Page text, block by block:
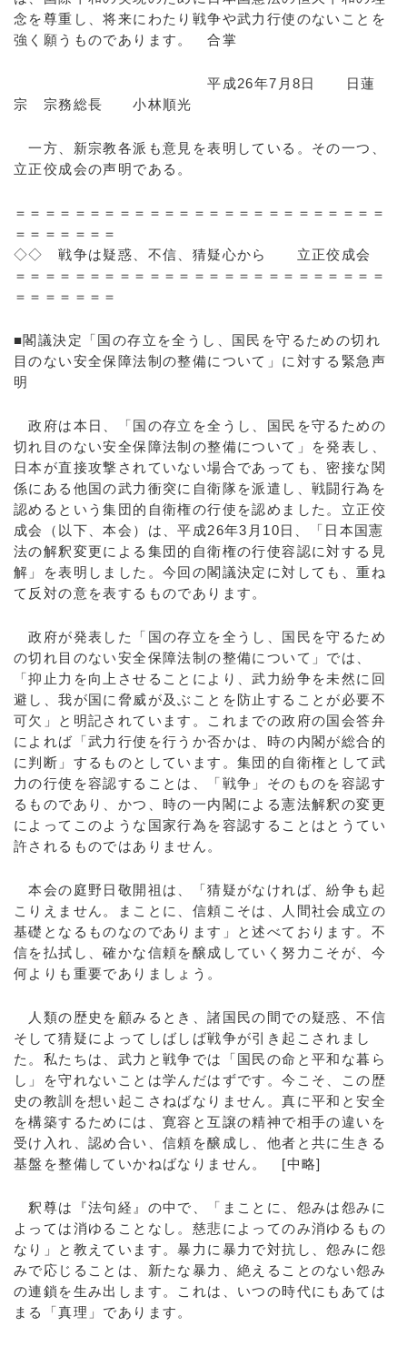
念を尊重し、将来にわたり戦争や武力行使のないことを
強く願うものであります。 合掌
平成26年7月8日 日蓮
宗 宗務総長 小林順光
一方、新宗教各派も意見を表明している。その一つ、
立正佼成会の声明である。
＝＝＝＝＝＝＝＝＝＝＝＝＝＝＝＝＝＝＝＝＝＝＝＝＝
＝＝＝＝＝＝＝
◇◇ 戦争は疑惑、不信、猜疑心から 立正佼成会
＝＝＝＝＝＝＝＝＝＝＝＝＝＝＝＝＝＝＝＝＝＝＝＝＝
＝＝＝＝＝＝＝
■閣議決定「国の存立を全うし、国民を守るための切れ
目のない安全保障法制の整備について」に対する緊急声
明
政府は本日、「国の存立を全うし、国民を守るための
切れ目のない安全保障法制の整備について」を発表し、
日本が直接攻撃されていない場合であっても、密接な関
係にある他国の武力衝突に自衛隊を派遣し、戦闘行為を
認めるという集団的自衛権の行使を認めました。立正佼
成会（以下、本会）は、平成26年3月10日、「日本国憲
法の解釈変更による集団的自衛権の行使容認に対する見
解」を表明しました。今回の閣議決定に対しても、重ね
て反対の意を表するものであります。
政府が発表した「国の存立を全うし、国民を守るため
の切れ目のない安全保障法制の整備について」では、
「抑止力を向上させることにより、武力紛争を未然に回
避し、我が国に脅威が及ぶことを防止することが必要不
可欠」と明記されています。これまでの政府の国会答弁
によれば「武力行使を行うか否かは、時の内閣が総合的
に判断」するものとしています。集団的自衛権として武
力の行使を容認することは、「戦争」そのものを容認す
るものであり、かつ、時の一内閣による憲法解釈の変更
によってこのような国家行為を容認することはとうてい
許されるものではありません。
本会の庭野日敬開祖は、「猜疑がなければ、紛争も起
こりえません。まことに、信頼こそは、人間社会成立の
基礎となるものなのであります」と述べております。不
信を払拭し、確かな信頼を醸成していく努力こそが、今
何よりも重要でありましょう。
人類の歴史を顧みるとき、諸国民の間での疑惑、不信
そして猜疑によってしばしば戦争が引き起こされまし
た。私たちは、武力と戦争では「国民の命と平和な暮ら
し」を守れないことは学んだはずです。今こそ、この歴
史の教訓を想い起こさねばなりません。真に平和と安全
を構築するためには、寛容と互譲の精神で相手の違いを
受け入れ、認め合い、信頼を醸成し、他者と共に生きる
基盤を整備していかねばなりません。 [中略]
釈尊は『法句経』の中で、「まことに、怨みは怨みに
よっては消ゆることなし。慈悲によってのみ消ゆるもの
なり」と教えています。暴力に暴力で対抗し、怨みに怨
みで応じることは、新たな暴力、絶えることのない怨み
の連鎖を生み出します。これは、いつの時代にもあては
まる「真理」であります。